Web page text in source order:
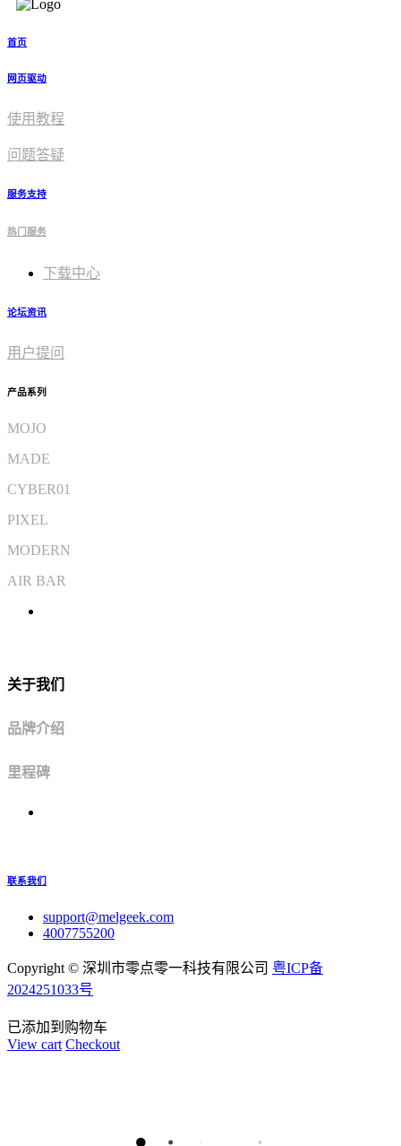
首页
网页驱动
使用教程​
问题答疑
服务支持
热门服务
下载中心
论坛资讯
用户提问
产品系列
MOJO
MADE
CYBER01
PIXEL
MODERN
AIR BAR
关于我们
品牌介绍
里程碑
联系我们
support@melgeek.com
4007755200
Copyright © 深圳市零点零一科技有限公司 粤ICP备
2024251033号
已添加到购物车
View cart Checkout